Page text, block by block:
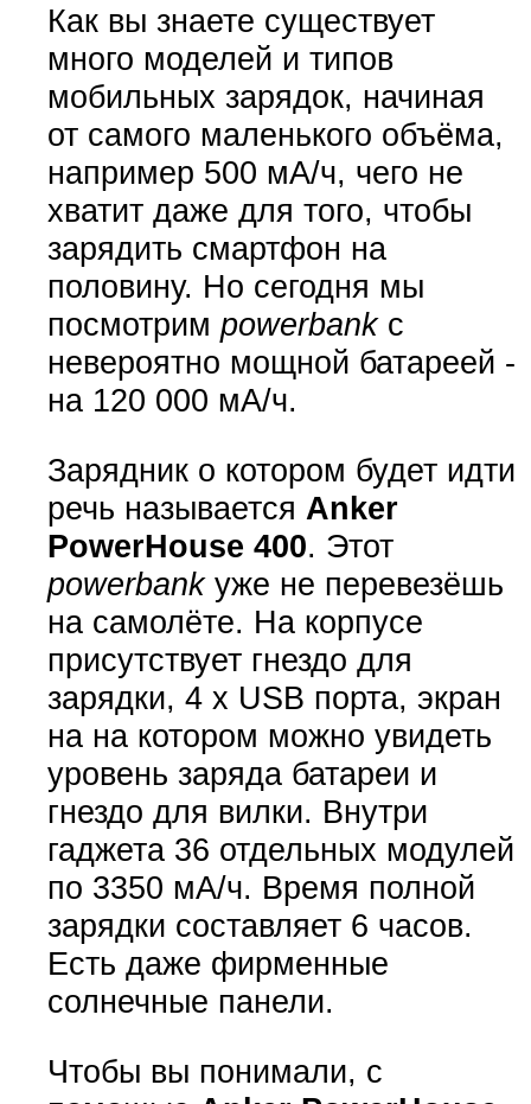
Как вы знаете существует
много моделей и типов
мобильных зарядок, начиная
от самого маленького объёма,
например 500 мА/ч, чего не
хватит даже для того, чтобы
зарядить смартфон на
половину. Но сегодня мы
посмотрим powerbankс
невероятно мощной батареей -
на 120 000 мА/ч.
Зарядник о котором будет идти
речь называется Anker
PowerHouse 400. Этот
powerbankуже не перевезёшь
на самолёте. На корпусе
присутствует гнездо для
зарядки, 4 x USB порта, экран
на на котором можно увидеть
уровень заряда батареи и
гнездо для вилки. Внутри
гаджета 36 отдельных модулей
по 3350 мА/ч. Время полной
зарядки составляет 6 часов.
Есть даже фирменные
солнечные панели.
Чтобы вы понимали, с